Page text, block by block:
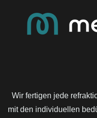
Wir fertigen jede
mit den individuellen